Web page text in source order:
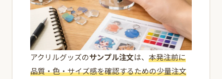
アクリルグッズのサンプル注文は、 本発注前に
品質・色・サイズ感を確認するための少量注文